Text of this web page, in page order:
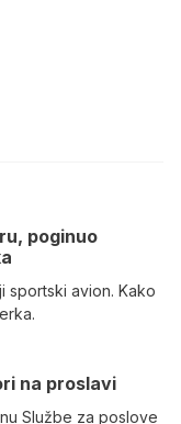
poginuo
sportski avion. Kako
na proslavi
Službe za poslove